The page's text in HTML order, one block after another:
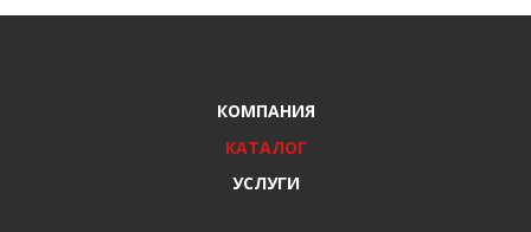
КОМПАНИЯ
КАТАЛОГ
УСЛУГИ